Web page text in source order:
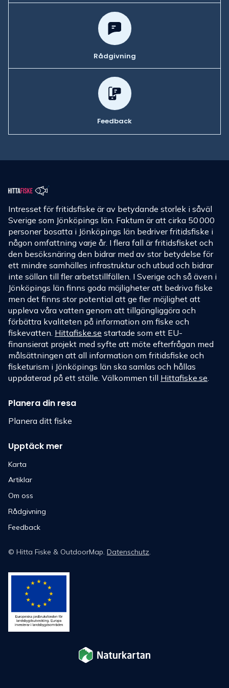
Rådgivning
Feedback
Intresset för fritidsfiske är av betydande storlek i såväl
Sverige som Jönköpings län. Faktum är att cirka 50 000
personer bosatta i Jönköpings län bedriver fritidsfiske i
någon omfattning varje år. I flera fall är fritidsfisket och
den besöksnäring den bidrar med av stor betydelse för
ett mindre samhälles infrastruktur och utbud och bidrar
inte sällan till fler arbetstillfällen. I Sverige och så även i
Jönköpings län finns goda möjligheter att bedriva fiske
men det finns stor potential att ge fler möjlighet att
uppleva våra vatten genom att tillgängliggöra och
förbättra kvaliteten på information om fiske och
fiskevatten. Hittafiske.se startade som ett EU-
finansierat projekt med syfte att möte efterfrågan med
målsättningen att all information om fritidsfiske och
fisketurism i Jönköpings län ska samlas och hållas
uppdaterad på ett ställe. Välkommen till Hittafiske.se
Planera din resa
Planera ditt fiske
Upptäck mer
Karta
Artiklar
Om oss
Rådgivning
Feedback
© Hitta Fiske & OutdoorMap. Datenschutz